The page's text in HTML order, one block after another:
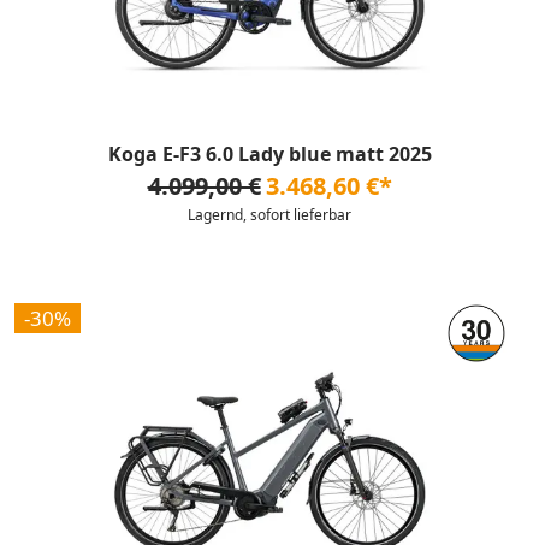
Koga E-F3 6.0 Lady blue matt 2025
4.099,00 €3.468,60 €*
Lagernd, sofort lieferbar
-30%